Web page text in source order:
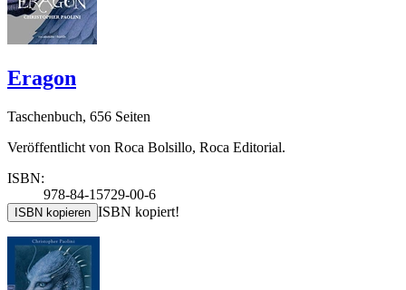
Eragon
Taschenbuch, 656 Seiten
Veröffentlicht von Roca Bolsillo, Roca Editorial.
ISBN:
978-84-15729-00-6
ISBN kopieren ISBN kopiert!